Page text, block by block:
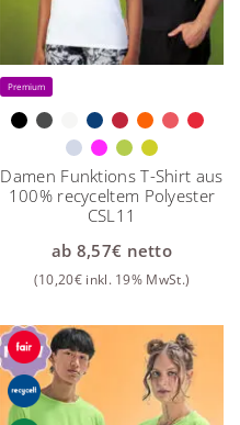
Premium
Damen Funktions T-Shirt aus
100% recyceltem Polyester
CSL11
ab 8,57€ netto
(10,20€ inkl. 19% MwSt.)